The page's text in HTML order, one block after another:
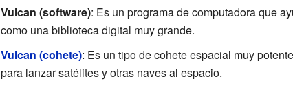
Vulcan (software): Es un programa de computadora que
como una biblioteca digital muy grande.
Vulcan (cohete): Es un tipo de cohete espacial muy
para lanzar satélites y otras naves al espacio.